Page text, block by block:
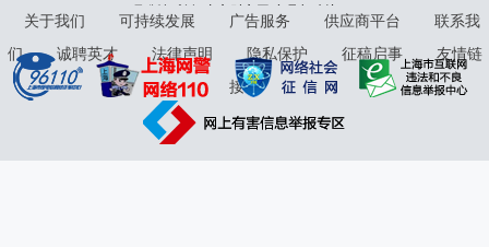
jubao@eastmoney.com
31010402000120号版权所有:东方财富网意见与建议:4000300059/952500
关于我们 可持续发展 广告服务 供应商平台
联系我
们
诚聘英才 法律声明 隐私保护 征稿启事
友情链
接